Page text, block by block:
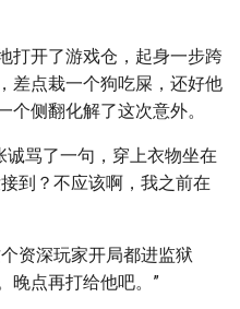
打开了游戏仓，起身一步跨
差点栽一个狗吃屎，还好他
侧翻化解了这次意外。
诚骂了一句，穿上衣物坐在
到？不应该啊，我之前在
资深玩家开局都进监狱
晚点再打给他吧。”